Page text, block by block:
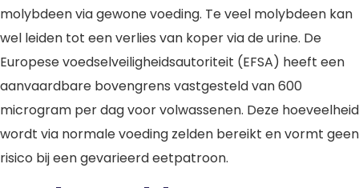
molybdeen via gewone voeding. Te veel molybdeen kan
wel leiden tot een verlies van koper via de urine. De
Europese voedselveiligheidsautoriteit (EFSA) heeft een
aanvaardbare bovengrens vastgesteld van 600
microgram per dag voor volwassenen. Deze hoeveelheid
wordt via normale voeding zelden bereikt en vormt geen
risico bij een gevarieerd eetpatroon.